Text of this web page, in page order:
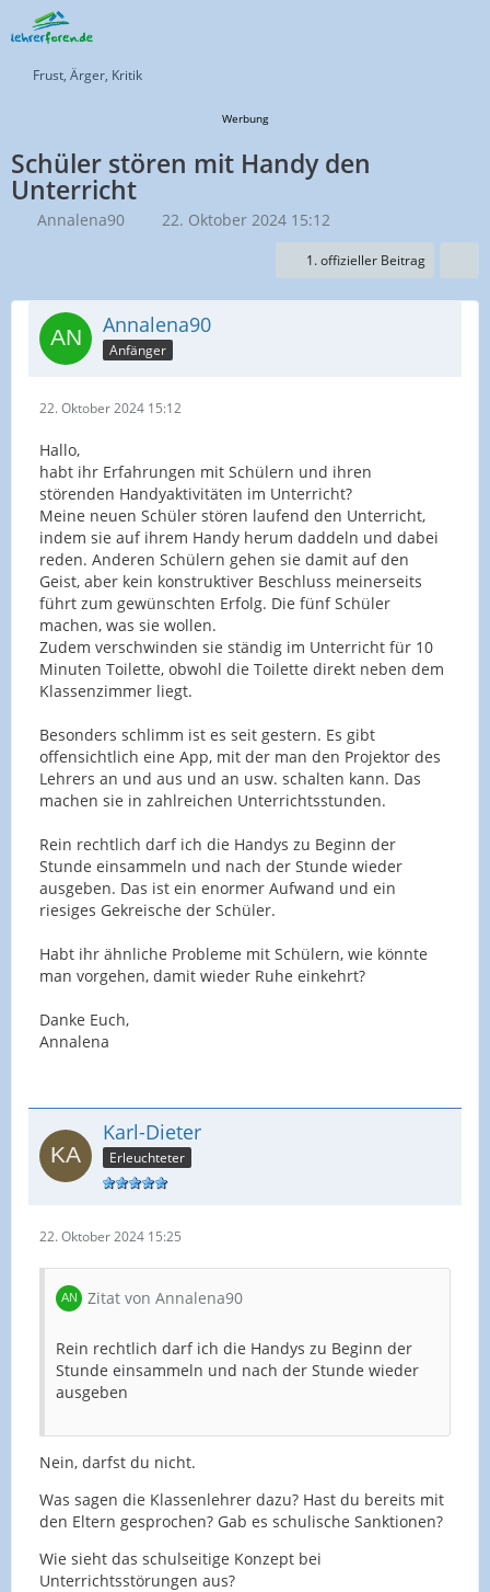
Frust, Ärger, Kritik
Werbung
Schüler stören mit Handy den
Unterricht
Annalena90 22. Oktober 2024 15:12
1. offizieller Beitrag
Annalena90
Anfänger
22. Oktober 2024 15:12
Hallo,
habt ihr Erfahrungen mit Schülern und ihren
störenden Handyaktivitäten im Unterricht?
Meine neuen Schüler stören laufend den Unterricht,
indem sie auf ihrem Handy herum daddeln und dabei
reden. Anderen Schülern gehen sie damit auf den
Geist, aber kein konstruktiver Beschluss meinerseits
führt zum gewünschten Erfolg. Die fünf Schüler
machen, was sie wollen.
Zudem verschwinden sie ständig im Unterricht für 10
Minuten Toilette, obwohl die Toilette direkt neben dem
Klassenzimmer liegt.
Besonders schlimm ist es seit gestern. Es gibt
offensichtlich eine App, mit der man den Projektor des
Lehrers an und aus und an usw. schalten kann. Das
machen sie in zahlreichen Unterrichtsstunden.
Rein rechtlich darf ich die Handys zu Beginn der
Stunde einsammeln und nach der Stunde wieder
ausgeben. Das ist ein enormer Aufwand und ein
riesiges Gekreische der Schüler.
Habt ihr ähnliche Probleme mit Schülern, wie könnte
man vorgehen, damit wieder Ruhe einkehrt?
Danke Euch,
Annalena
Karl-Dieter
Erleuchteter
22. Oktober 2024 15:25
Zitat von Annalena90
Rein rechtlich darf ich die Handys zu Beginn der
Stunde einsammeln und nach der Stunde wieder
ausgeben
Nein, darfst du nicht.
Was sagen die Klassenlehrer dazu? Hast du bereits mit
den Eltern gesprochen? Gab es schulische Sanktionen?
Wie sieht das schulseitige Konzept bei
Unterrichtsstörungen aus?